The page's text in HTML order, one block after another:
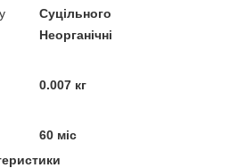
Суцільного
Неорганічні
0.007 кг
60 міс